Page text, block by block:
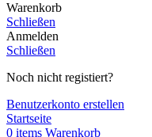
Warenkorb
Schließen
Anmelden
Schließen
Noch nicht registiert?
Benutzerkonto erstellen
Startseite
0 items Warenkorb